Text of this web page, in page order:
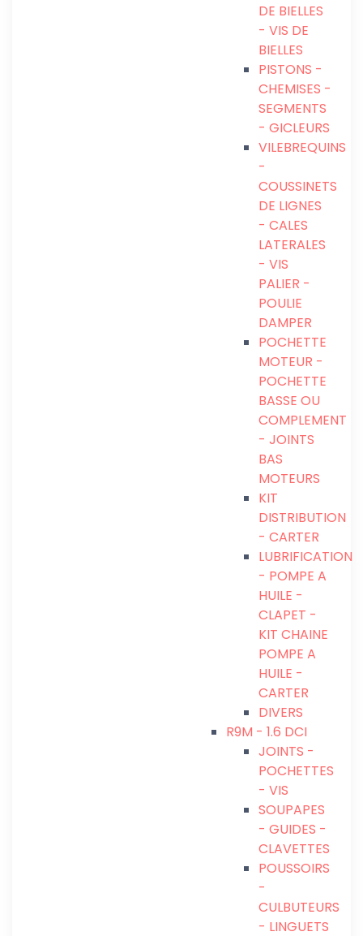
DE BIELLES
- VIS DE
BIELLES
PISTONS -
CHEMISES -
SEGMENTS
- GICLEURS
VILEBREQUINS
-
COUSSINETS
DE LIGNES
- CALES
LATERALES
- VIS
PALIER -
POULIE
DAMPER
POCHETTE
MOTEUR -
POCHETTE
BASSE OU
COMPLEMENT
- JOINTS
BAS
MOTEURS
KIT
DISTRIBUTION
- CARTER
LUBRIFICATION
- POMPE A
HUILE -
CLAPET -
KIT CHAINE
POMPE A
HUILE -
CARTER
DIVERS
R9M - 1.6 DCI
JOINTS -
POCHETTES
- VIS
SOUPAPES
- GUIDES -
CLAVETTES
POUSSOIRS
-
CULBUTEURS
- LINGUETS